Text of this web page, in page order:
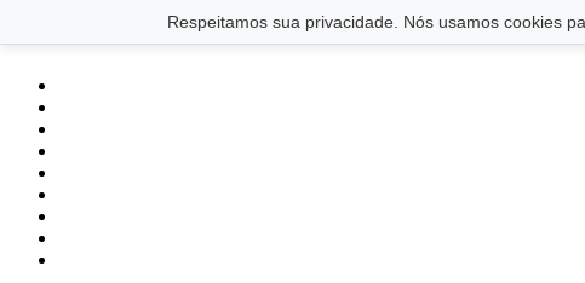
Respeitamos sua privacidade. Nós usamos cookies
Saltar para o conteúdo principal Ir para o footer